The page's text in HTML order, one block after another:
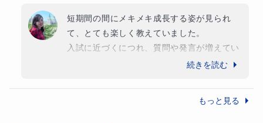
短期間の間にメキメキ成長する姿が見られ
て、とても楽しく教えていました。
入試に近づくにつれ、質問や発言が増えてい
ったので、中学受験をする心構えもとても良
国語は全ての基礎であり、後に他の言語の学
習やいずれ書かなくてはならない論文にも役
続きを読む
もっと見る